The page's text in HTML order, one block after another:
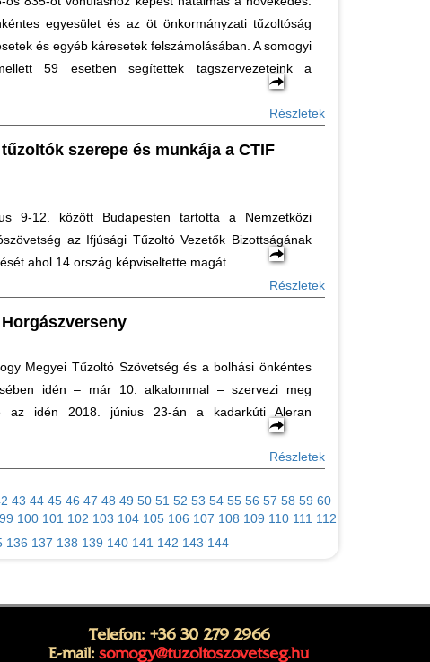
egyesület és az öt önkormányzati tűzoltóság
és egyéb káresetek felszámolásában. A somogyi
59 esetben segítettek tagszervezeteink a
Részletek
szerepe és munkája a CTIF
9-12. között Budapesten tartotta a Nemzetközi
az Ifjúsági Tűzoltó Vezetők Bizottságának
ahol 14 ország képviseltette magát.
Részletek
Megyei Tűzoltó Szövetség és a bolhási önkéntes
idén – már 10. alkalommal – szervezi meg
az idén 2018. június 23-án a kadarkúti Aleran
Részletek
43 44 45 46 47 48 49 50 51 52 53 54 55 56 57 58 59 60
99 100 101 102 103 104 105 106 107 108 109 110 111 112
136 137 138 139 140 141 142 143 144
Telefon: +36 30 279 2966
E-mail: somogy@tuzoltoszovetseg.hu